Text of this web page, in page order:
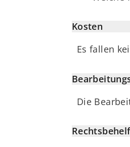
Kosten
Es fallen
Die